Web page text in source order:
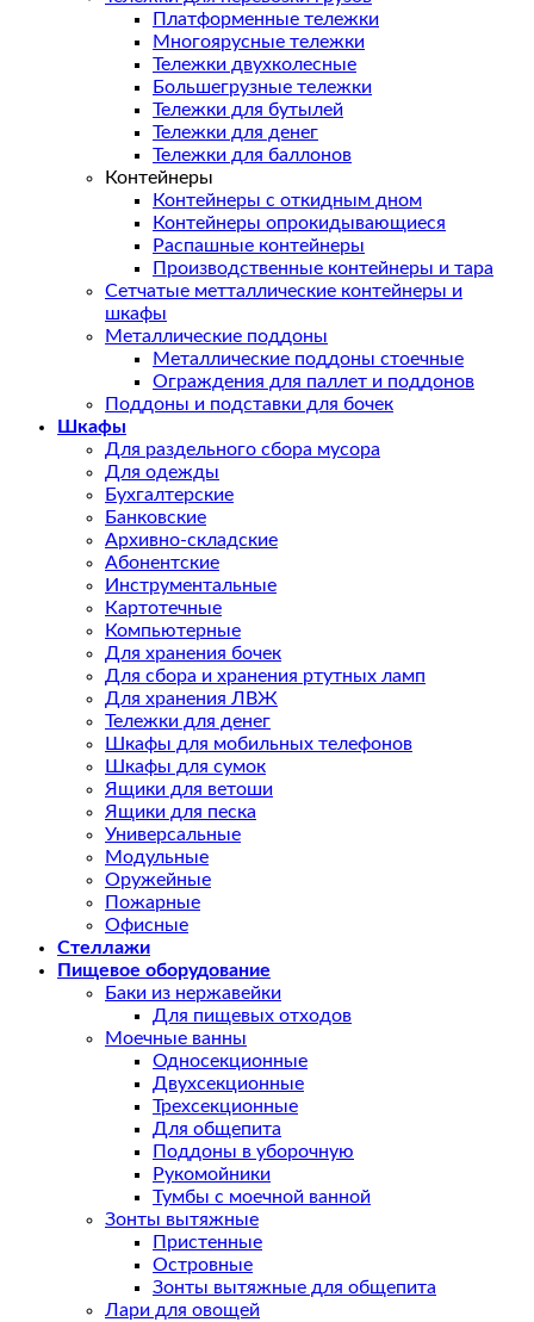
Платформенные тележки
Многоярусные тележки
Тележки двухколесные
Большегрузные тележки
Тележки для бутылей
Тележки для денег
Тележки для баллонов
Контейнеры
Контейнеры с откидным дном
Контейнеры опрокидывающиеся
Распашные контейнеры
Производственные контейнеры и тара
Сетчатые метталлические контейнеры и
шкафы
Металлические поддоны
Металлические поддоны стоечные
Ограждения для паллет и поддонов
Поддоны и подставки для бочек
Шкафы
Для раздельного сбора мусора
Для одежды
Бухгалтерские
Банковские
Архивно-складские
Абонентские
Инструментальные
Картотечные
Компьютерные
Для хранения бочек
Для сбора и хранения ртутных ламп
Для хранения ЛВЖ
Тележки для денег
Шкафы для мобильных телефонов
Шкафы для сумок
Ящики для ветоши
Ящики для песка
Универсальные
Модульные
Оружейные
Пожарные
Офисные
Стеллажи
Пищевое оборудование
Баки из нержавейки
Для пищевых отходов
Моечные ванны
Односекционные
Двухсекционные
Трехсекционные
Для общепита
Поддоны в уборочную
Рукомойники
Тумбы с моечной ванной
Зонты вытяжные
Пристенные
Островные
Зонты вытяжные для общепита
Лари для овощей